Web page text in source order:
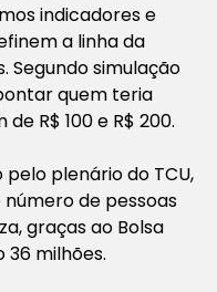
indicadores e
a linha da
Segundo simulação
quem teria
R$ 100 e R$ 200.
plenário do TCU,
de pessoas
graças ao Bolsa
36 milhões.